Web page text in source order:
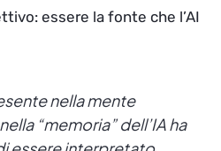
essere la fonte che l’AI
nella mente
“memoria” dell’IA ha